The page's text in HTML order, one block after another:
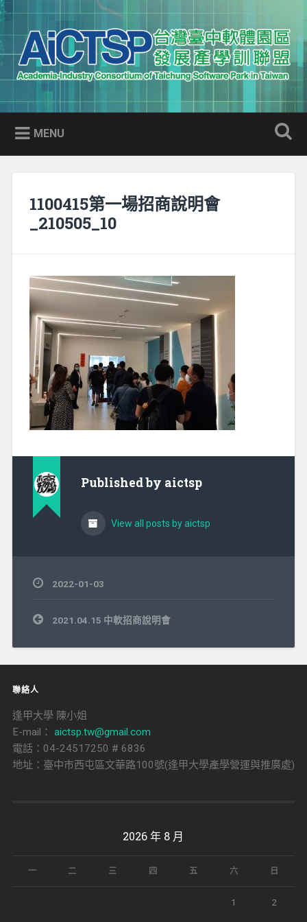
Skip
to
content
Search
AICTSP 台灣臺中軟體園區發展
產學訓聯盟
Academia-Industry Consortium of Taichung Software Park
in Taiwan
MENU
1100415第一場招商說明會
_210505_10
Published by aictsp
View all posts by aictsp
2022-01-03
文
章
覽
2021.04.15 中軟招商說明會
聯絡人
逢甲大學 陳小姐
E-mail： aictsp.tw@gmail.com
電話：04-24517250 # 6836
地址：臺中市西屯區文華路100號(逢甲大學產學營運與推廣處)
2026 年 8 月
一 二 三 四 五 六 日
1 2